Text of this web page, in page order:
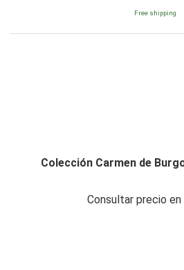
Free shipping
Colección Carmen de
Consultar precio en